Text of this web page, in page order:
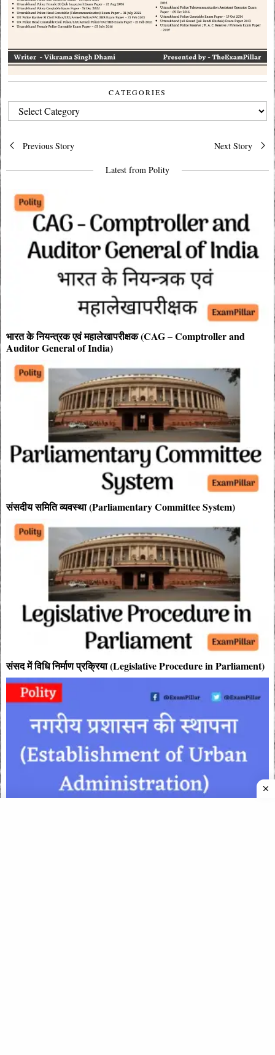
CATEGORIES
CATEGORIES
Post
navigation
Previous Story Next Story
Latest from Polity
भारत के नियन्त्रक एवं महालेखापरीक्षक (CAG – Comptroller and
Auditor General of India)
संसदीय समिति व्यवस्था (Parliamentary Committee System)
संसद में विधि निर्माण प्रक्रिया (Legislative Procedure in Parliament)